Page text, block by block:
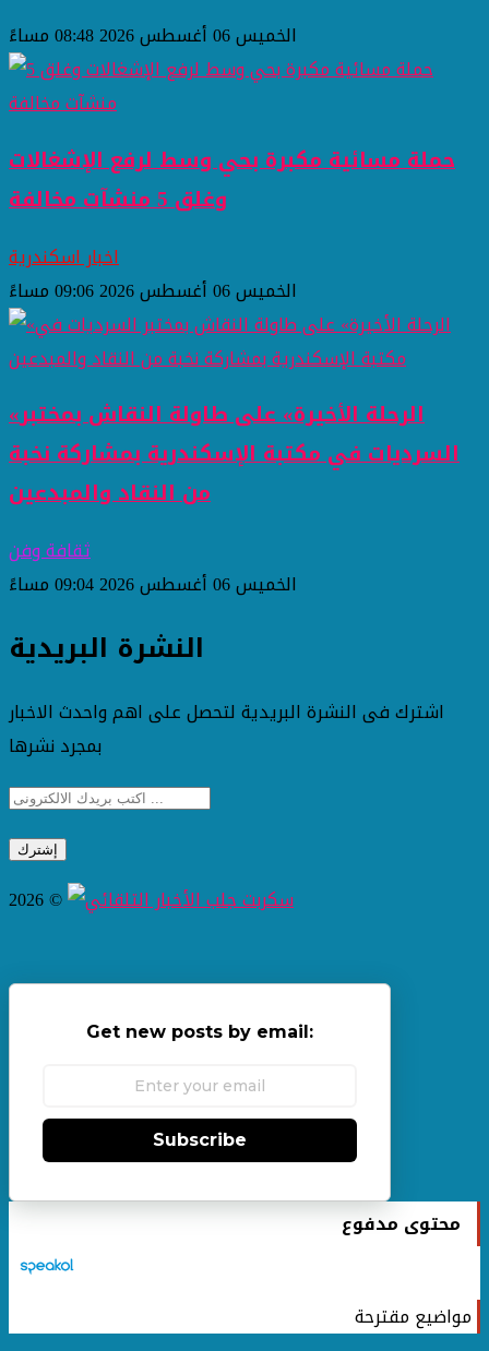
الخميس 06 أغسطس 2026 08:48 مساءً
حملة مسائية مكبرة بحي وسط لرفع الإشغالات
وغلق 5 منشآت مخالفة
اخبار اسكندرية
الخميس 06 أغسطس 2026 09:06 مساءً
«الرحلة الأخيرة» على طاولة النقاش بمختبر
السرديات في مكتبة الإسكندرية بمشاركة نخبة
من النقاد والمبدعين
ثقافة وفن
الخميس 06 أغسطس 2026 09:04 مساءً
النشرة البريدية
اشترك فى النشرة البريدية لتحصل على اهم واحدث الاخبار
بمجرد نشرها
2026 ©
Get new posts by email:
Subscribe
محتوى مدفوع
مواضيع مقترحة